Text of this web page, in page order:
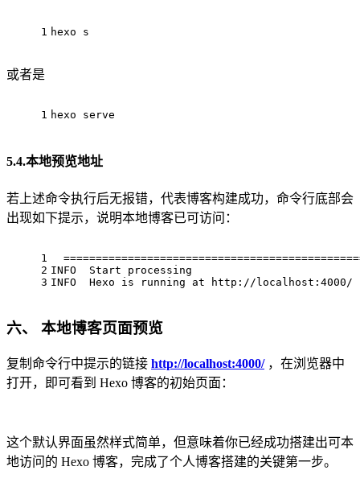
1 hexo s
或者是
1 hexo serve
5.4.本地预览地址
若上述命令执行后无报错，代表博客构建成功，命令行底部会
出现如下提示，说明本地博客已可访问：
1
2
3
INFO  Start processing
INFO  Hexo is running at http://
六、 本地博客页面预览
复制命令行中提示的链接 http://localhost:4000/，在浏览器中
打开，即可看到 Hexo 博客的初始页面：
这个默认界面虽然样式简单，但意味着你已经成功搭建出可本
地访问的 Hexo 博客，完成了个人博客搭建的关键第一步。